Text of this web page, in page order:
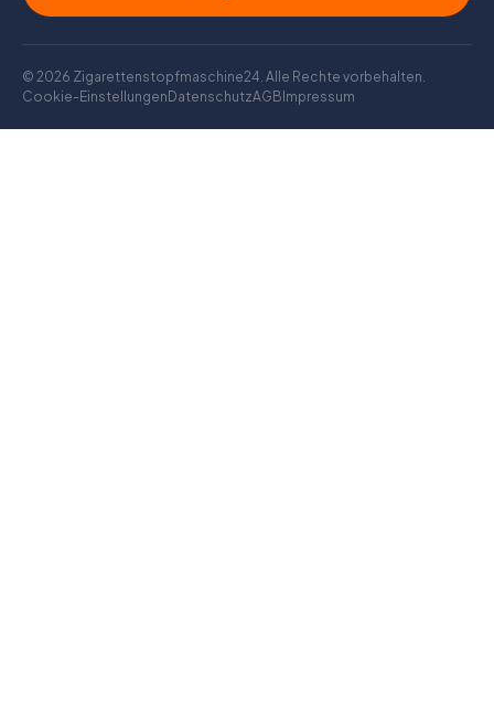
© 2026 Zigarettenstopfmaschine24. Alle Rechte vorbehalten.
Cookie-Einstellungen DatenschutzAGB Impressum